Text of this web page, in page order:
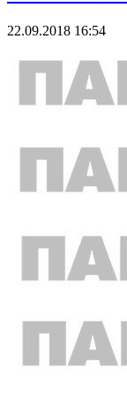
22.09.2018 16:54